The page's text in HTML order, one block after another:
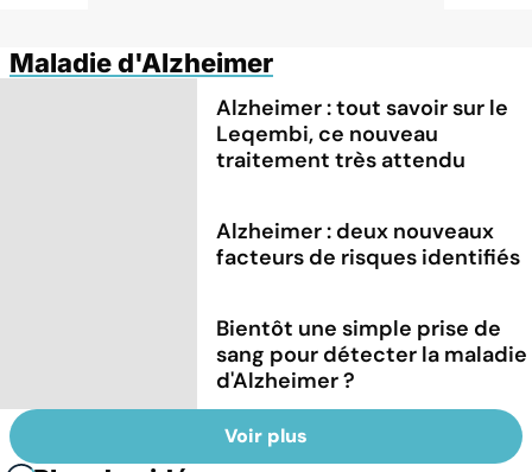
Maladie d'Alzheimer
Alzheimer : tout savoir sur le
Leqembi, ce nouveau
traitement très attendu
Alzheimer : deux nouveaux
facteurs de risques identifiés
Bientôt une simple prise de
sang pour détecter la maladie
d'Alzheimer ?
Voir plus